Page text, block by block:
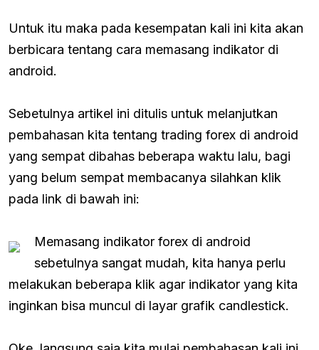
Untuk itu maka pada kesempatan kali ini kita akan
berbicara tentang cara memasang indikator di
android.
Sebetulnya artikel ini ditulis untuk melanjutkan
pembahasan kita tentang trading forex di android
yang sempat dibahas beberapa waktu lalu, bagi
yang belum sempat membacanya silahkan klik
pada link di bawah ini:
Memasang indikator forex di android
sebetulnya sangat mudah, kita hanya perlu
melakukan beberapa klik agar indikator yang kita
inginkan bisa muncul di layar grafik candlestick.